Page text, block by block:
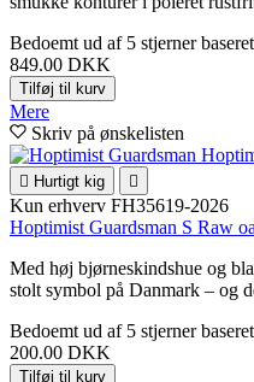
Bedoemt ud af 5 stjerner
849.00 DKK
Tilføj til kurv
Mere
Skriv på ønskelisten
 Hurtigt kig 
Kun erhverv FH35619-2026
Hoptimist Guardsman S Raw
Med høj bjørneskindshue og
stolt symbol på Danmark – og
Bedoemt ud af 5 stjerner
200.00 DKK
Tilføj til kurv